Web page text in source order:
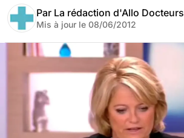
Par La rédaction d'Allo Docteurs
Mis à jour le 08/06/2012